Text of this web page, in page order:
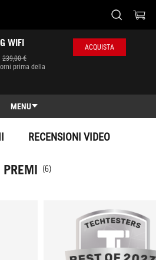
WIFI
239,00 €
prima della
ACQUISTA
MENU
RECENSIONI VIDEO
PREMI (6)